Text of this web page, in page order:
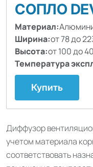
СОПЛО
Материал:
Ширина:от 78 до
Высота:от 100 до
Температура
Купить
Диффузор
учетом материала
соответствовать